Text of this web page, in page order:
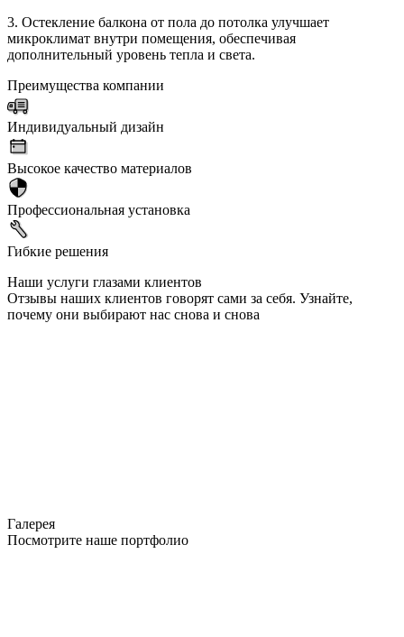
3. Остекление балкона от пола до потолка улучшает
микроклимат внутри помещения, обеспечивая
дополнительный уровень тепла и света.
Преимущества компании
Индивидуальный дизайн
Высокое качество материалов
Профессиональная установка
Гибкие решения
Наши услуги глазами клиентов
Отзывы наших клиентов говорят сами за себя. Узнайте,
почему они выбирают нас снова и снова
Галерея
Посмотрите наше портфолио